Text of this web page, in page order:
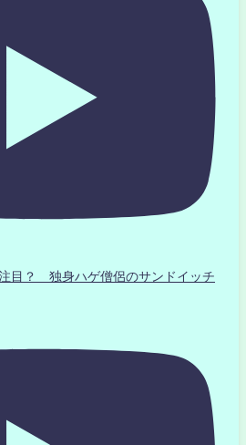
目？ 独身ハゲ僧侶のサンドイッチ